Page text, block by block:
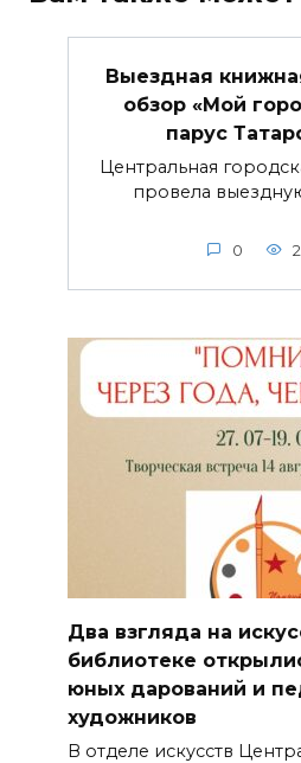
Выездная
обзор «Мой
парус
Центральная
провела
0 2
Два взгляда на
библиотеке
юных дарований и
художников
В отделе искусств